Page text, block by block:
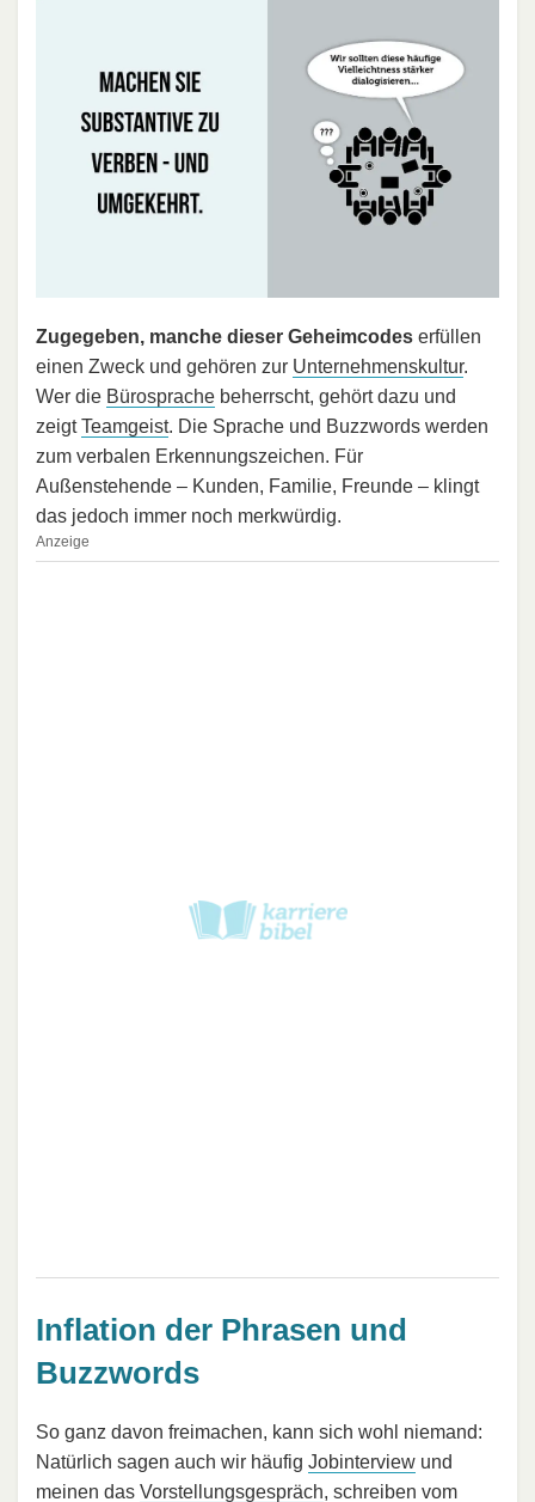
Zugegeben, manche dieser Geheimcodes erfüllen
einen Zweck und gehören zur Unternehmenskultur.
Wer die Bürosprache beherrscht, gehört dazu und
zeigtTeamgeist. Die Sprache und Buzzwords werden
zum verbalen Erkennungszeichen. Für
Außenstehende – Kunden, Familie, Freunde – klingt
das jedoch immer noch merkwürdig.
Anzeige
Inflation der Phrasen und
Buzzwords
So ganz davon freimachen, kann sich wohl niemand:
Natürlich sagen auch wir häufig Jobinterview und
meinen das Vorstellungsgespräch, schreiben vom